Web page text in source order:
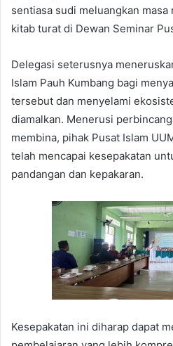
sentiasa sudi meluangkan
kitab turat di Dewan Seminar
Delegasi seterusnya
Islam Pauh Kumbang bagi
tersebut dan menyelami
diamalkan. Menerusi
membina, pihak Pusat Islam
telah mencapai kesepakatan
pandangan dan kepakaran.
Kesepakatan ini diharap dapat